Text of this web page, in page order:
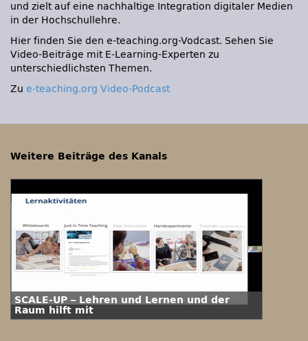
und zielt auf eine nachhaltige Integration digitaler Medien
in der Hochschullehre.
Hier finden Sie den e-teaching.org-Vodcast. Sehen Sie
Video-Beiträge mit E-Learning-Experten zu
unterschiedlichsten Themen.
Zu e-teaching.org Video-Podcast
Weitere Beiträge des Kanals
SCALE-UP – Lehren und Lernen und der
Raum hilft mit